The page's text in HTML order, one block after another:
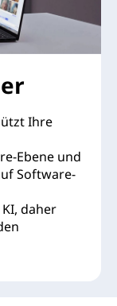
Ihre
Ebene und
Software-
daher